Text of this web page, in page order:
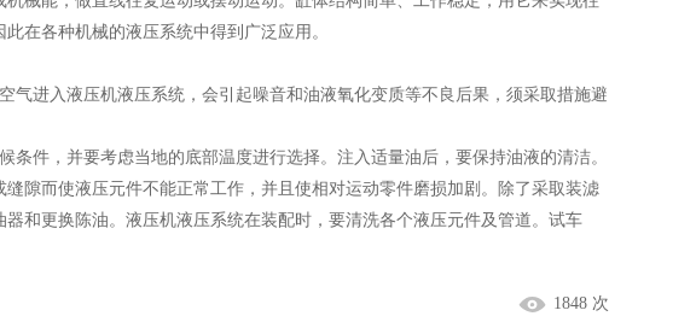
在各种机械的液压系统中得到广泛应用。
进入液压机液压系统，会引起噪音和油液氧化变质等不良后果，须采取措施避
件，并要考虑当地的底部温度进行选择。注入适量油后，要保持油液的清洁。
隙而使液压元件不能正常工作，并且使相对运动零件磨损加剧。除了采取装滤
和更换陈油。液压机液压系统在装配时，要清洗各个液压元件及管道。试车
1848 次